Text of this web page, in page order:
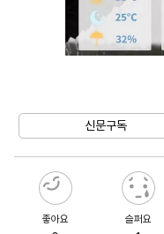
신문구독
좋아요 슬퍼요